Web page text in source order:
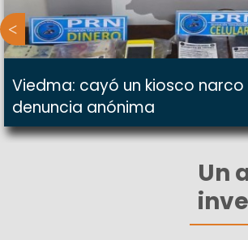
Viedma: cayó un kiosco
denuncia anónima
Un